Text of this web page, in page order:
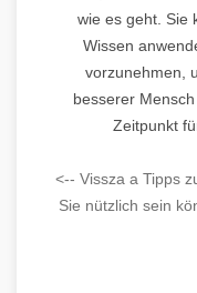
wie es geht. Sie
Wissen
vorzunehmen,
besserer
Zeitpunkt
<-- Vissza a Tipps
Sie nützlich sein